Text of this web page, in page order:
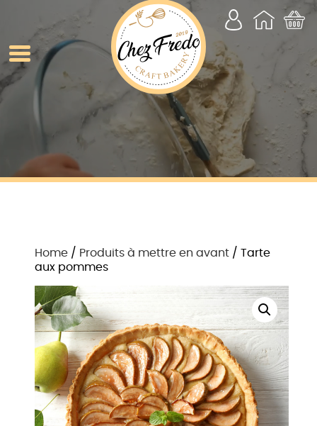
Home / Produits à mettre en avant / Tarte
aux pommes